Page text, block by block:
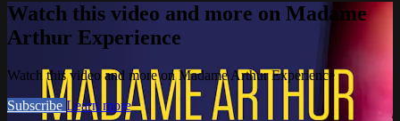
Watch this video and more on Madame
Arthur Experience
Watch this video and more on Madame Arthur Experience
Subscribe Learn more